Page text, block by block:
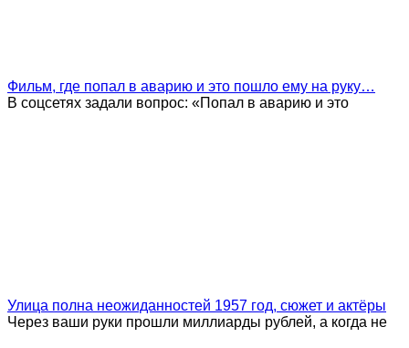
Фильм, где попал в аварию и это пошло ему на руку…
В соцсетях задали вопрос: «Попал в аварию и это
Улица полна неожиданностей 1957 год, сюжет и актёры
Через ваши руки прошли миллиарды рублей, а когда не